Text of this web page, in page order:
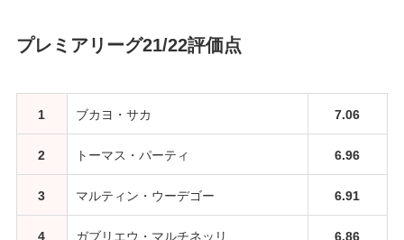
プレミアリーグ21/22評価点
1 ブカヨ・サカ 7.06
2 トーマス・パーティ 6.96
3 マルティン・ウーデゴー 6.91
4 ガブリエウ・マルチネッリ 6.86